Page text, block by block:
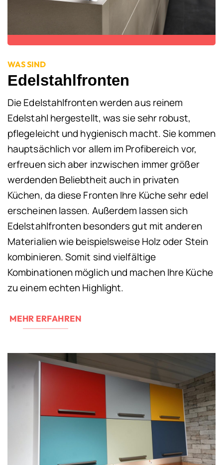
WAS SIND
Edelstahlfronten
Die Edelstahlfronten werden aus reinem
Edelstahl hergestellt, was sie sehr robust,
pflegeleicht und hygienisch macht. Sie kommen
hauptsächlich vor allem im Profibereich vor,
erfreuen sich aber inzwischen immer größer
werdenden Beliebtheit auch in privaten
Küchen, da diese Fronten Ihre Küche sehr edel
erscheinen lassen. Außerdem lassen sich
Edelstahlfronten besonders gut mit anderen
Materialien wie beispielsweise Holz oder Stein
kombinieren. Somit sind vielfältige
Kombinationen möglich und machen Ihre Küche
zu einem echten Highlight.
MEHR ERFAHREN